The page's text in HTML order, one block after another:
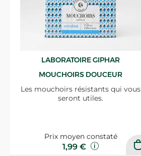
LABORATOIRE GIPHAR
MOUCHOIRS DOUCEUR
Les mouchoirs résistants qui vous
seront utiles.
Prix moyen constaté
1,99 €